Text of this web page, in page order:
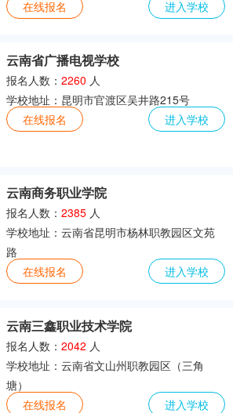
在线报名 进入学校
云南省广播电视学校
报名人数：2260 人
学校地址：昆明市官渡区吴井路215号
在线报名
进入学校
云南商务职业学院
报名人数：2385 人
学校地址：云南省昆明市杨林职教园区文苑
路
在线报名
进入学校
云南三鑫职业技术学院
报名人数：2042 人
学校地址：云南省文山州职教园区（三角
塘）
在线报名
进入学校